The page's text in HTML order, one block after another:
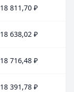
18 811,70 ₽
18 638,02 ₽
18 716,48 ₽
18 391,78 ₽